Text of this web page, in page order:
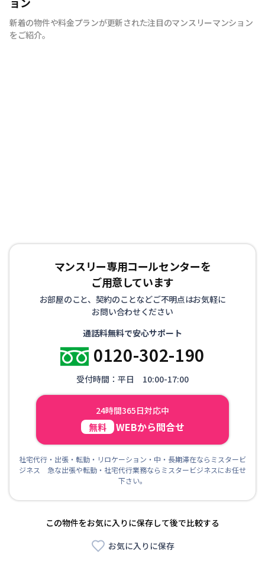
るマンスリーマンションです。 豊富な物件の中から厳選
したお部屋にお洒落な家具や質のよい家電を装備。 イン
テリアやサービスにも拘った地元密着企業ならではの柔軟
新着の物件や料金プランが更新された注目のマンスリーマンション
をご紹介。
マンスリー専用コールセンターを
ご用意しています
お部屋のこと、契約のことなどご不明点はお気軽に
お問い合わせください
通話料無料で安心サポート
0120-302-190
受付時間：平日 10:00-17:00
24時間365日対応中
無料 WEBから問合せ
社宅代行・出張・転勤・リロケーション・中・長期滞在ならミスタービ
ジネス 急な出張や転勤・社宅代行業務ならミスタービジネスにお任せ
下さい。
この物件をお気に入りに保存して後で比較する
お気に入りに保存